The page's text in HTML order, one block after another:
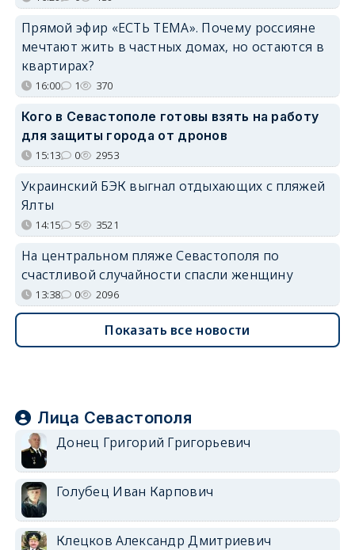
Прямой эфир «ЕСТЬ ТЕМА». Почему россияне
мечтают жить в частных домах, но остаются в
квартирах?
16:00 1 370
Кого в Севастополе готовы взять на работу
для защиты города от дронов
15:13 0 2953
Украинский БЭК выгнал отдыхающих с пляжей
Ялты
14:15 5 3521
На центральном пляже Севастополя по
счастливой случайности спасли женщину
13:38 0 2096
Показать все новости
Лица Севастополя
Донец Григорий Григорьевич
Голубец Иван Карпович
Клецков Александр Дмитриевич